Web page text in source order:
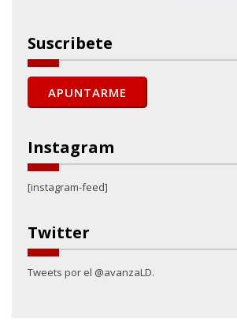
Suscribete
Instagram
[instagram-feed]
Twitter
Tweets por el @avanzaLD.